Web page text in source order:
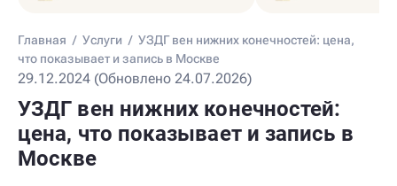
Главная / Услуги / УЗДГ вен нижних конечностей: цена,
что показывает и запись в Москве
29.12.2024 (Обновлено 24.07.2026)
УЗДГ вен нижних конечностей:
цена, что показывает и запись в
Москве